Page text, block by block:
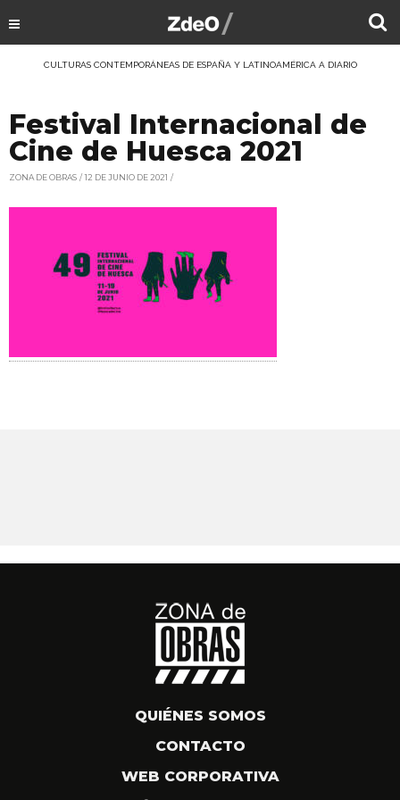
CULTURAS CONTEMPORÁNEAS DE ESPAÑA Y LATINOAMÉRICA A DIARIO
Festival Internacional de
Cine de Huesca 2021
ZONA DE OBRAS 12 DE JUNIO DE 2021
QUIÉNES SOMOS
CONTACTO
WEB CORPORATIVA